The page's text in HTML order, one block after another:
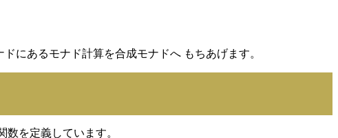
にあるモナド計算を合成モナドへ もちあげます。
数を定義しています。